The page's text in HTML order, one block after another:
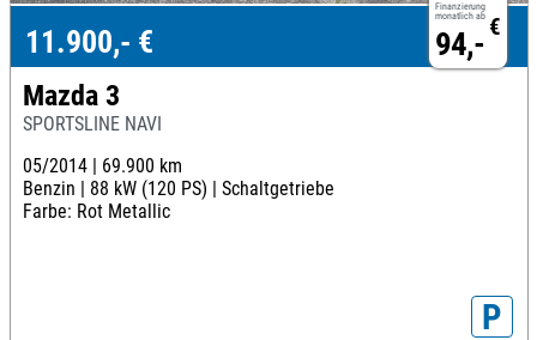
Finanzierung
monatlich ab €
94,-
11.900,- €
Mazda 3
SPORTSLINE NAVI
05/2014 | 69.900 km
Benzin | 88 kW (120 PS) | Schaltgetriebe
Farbe: Rot Metallic
P